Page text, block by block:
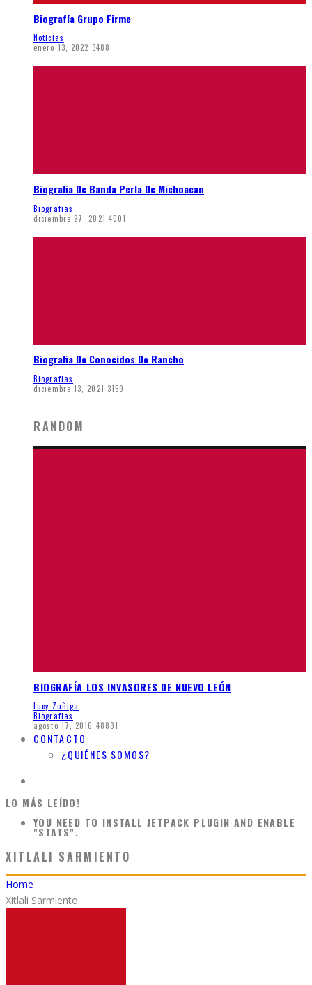
Biografía Grupo Firme
Noticias
enero 13, 2022 3488
Biografia De Banda Perla De Michoacan
Biografias
diciembre 27, 2021 4001
Biografia De Conocidos De Rancho
Biografias
diciembre 13, 2021 3159
RANDOM
BIOGRAFÍA LOS INVASORES DE NUEVO LEÓN
Lucy Zuñiga
Biografias
agosto 17, 2016 48881
CONTACTO
¿QUIÉNES SOMOS?
LO MÁS LEÍDO!
YOU NEED TO INSTALL JETPACK PLUGIN AND ENABLE
"STATS".
XITLALI SARMIENTO
Home
Xitlali Sarmiento